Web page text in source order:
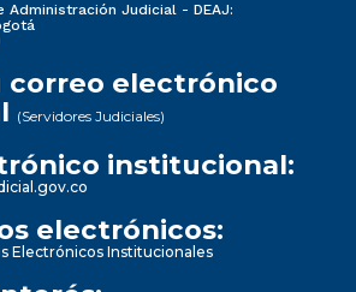
Administración Judicial - DEAJ:
correo electrónico
(Servidores Judiciales)
institucional:
electrónicos:
Electrónicos Institucionales